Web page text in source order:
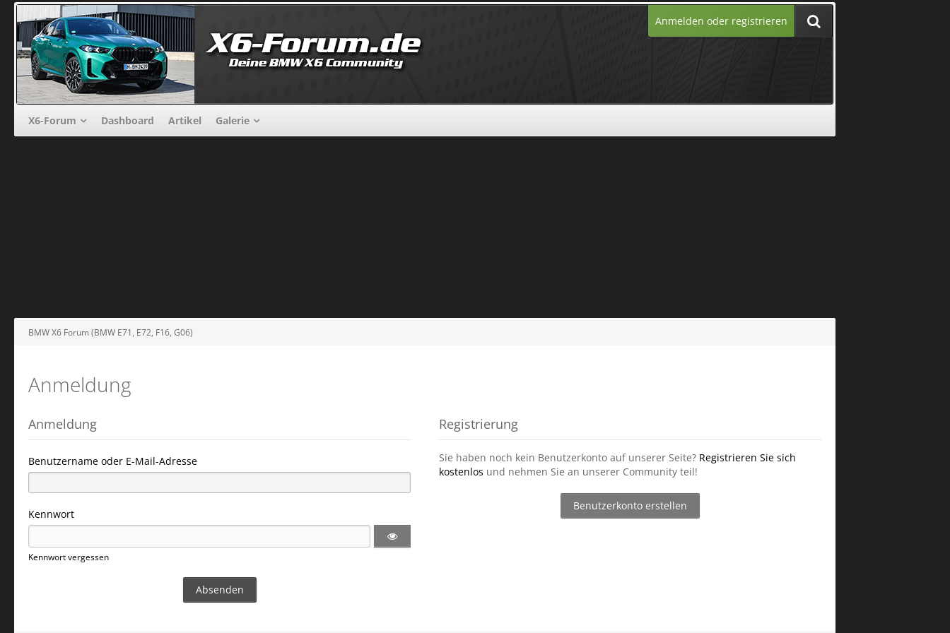
Anmelden oder registrieren
X6-Forum Dashboard Artikel Galerie
BMW X6 Forum (BMW E71, E72, F16, G06)
Anmeldung
Anmeldung
Benutzername oder E-Mail-Adresse
Kennwort
Kennwort vergessen
Registrierung
Sie haben noch kein Benutzerkonto auf unserer Seite? Registrieren Sie sich
kostenlos und nehmen Sie an unserer Community teil!
Benutzerkonto erstellen